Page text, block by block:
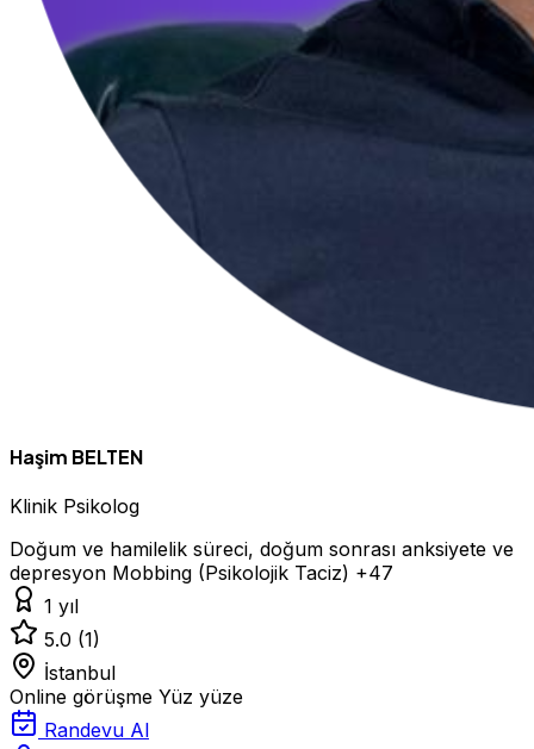
Haşim BELTEN
Klinik Psikolog
Doğum ve hamilelik süreci, doğum sonrası anksiyete ve
depresyon Mobbing (Psikolojik Taciz) +47
1 yıl
5.0 (1)
İstanbul
Online görüşme Yüz yüze
Randevu Al